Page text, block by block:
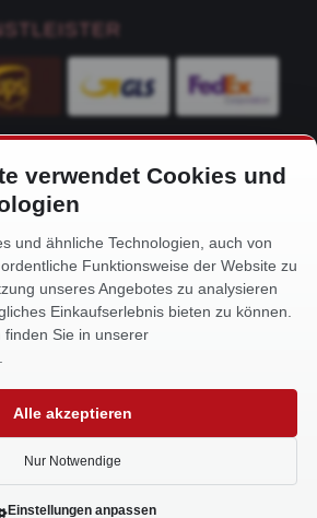
GmbH
calls):
verwendet Cookies und
und ähnliche Technologien, auch von
Funktionsweise der Website zu
unseres Angebotes zu analysieren
Einkaufserlebnis bieten zu können.
Sie in unserer
Alle akzeptieren
Nur Notwendige
Einstellungen anpassen